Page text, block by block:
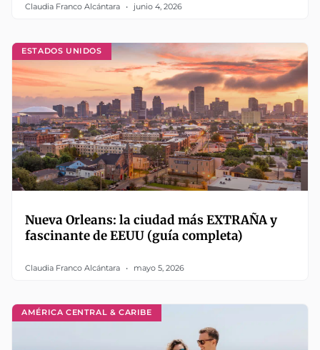
Claudia Franco Alcántara junio 4, 2026
ESTADOS UNIDOS
Nueva Orleans: la ciudad más EXTRAÑA y
fascinante de EEUU (guía completa)
Claudia Franco Alcántara mayo 5, 2026
AMÉRICA CENTRAL & CARIBE